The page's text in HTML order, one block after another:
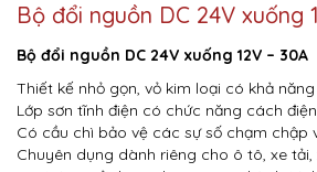
Bộ đổi nguồn DC 24V xuống
Bộ đổi nguồn DC 24V xuống 12V – 30A
Thiết kế nhỏ gọn, vỏ kim loại có khả
Lớp sơn tĩnh điện có chức năng cách
Có cầu chì bảo vệ các sự số chạm chập
Chuyên dụng dành riêng cho ô tô, xe tải,